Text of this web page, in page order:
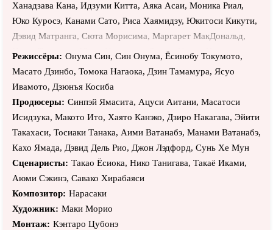
Ханадзава Кана, Идзуми Китта, Аяка Асаи, Моника Риал,
Юко Куросэ, Канами Сато, Риса Хаямидзу, Юкитоси Кикути,
Дэвид Матранга, Сюта Морисима, Маргарет МакДональд,
Кэнго Таканаси, Юити Накамура, Эмили Невез, Кана
Ханадзава, Ёсихиса Кавахара, Сюхэй Ивасэ, Джульет
Симмонс, Санаэ Наката, Кадзутака Исии, Леральдо
Анцальдуа, Хиронори Саито, Дзюн Фукусима, Акико Сэри,
Аи Нонака, Сидзука Исигами, Рюносукэ Обаяси, Шелли
Карлин-Блэк, Аки Канэда, Рё Ивасаки, Риэко Ода, Хьюстон
Хэйес, Мина Обата, Блейк Шепард, Харука Кудо, Саори
Онъиси, Клинт Бикхэм, Момока Икэбэ, Сиори Идзава,
Элизабет Банч, Синъя Такахаси, Риэ Кугимия, Дэвид Уолд,
Аяка Фукухара, Субару Кимура, Карли Мосье, Асука Ниси,
Кайл Джонс, Саки Оно, Момоэ Мацумура, Грег Эирс,
Томокадзу Сугита, Ацуми Танэдзаки, Косукэ Ториуми, Кодзи
Режиссёры: Онума Син, Син Онума, Ёсинобу Токумото,
Масато Дзинбо, Томока Нагаока, Дзин Тамамура, Ясуо
Ивамото, Дзюнъя Косиба
Продюсеры: Синпэй Ямасита, Ацуси Аитани, Масатоси
Исидзука, Макото Ито, Хаято Канэко, Дзиро Накагава, Эйити
Такахаси, Тосиаки Танака, Аими Ватанабэ, Манами Ватанабэ,
Кахо Ямада, Дэвид Дель Рио, Джон Лэдфорд, Сунь Хе Мун
Сценаристы: Такао Ёсиока, Нико Танигава, Такаё Иками,
Аюми Сэкинэ, Савако Хирабаяси
Композитор: Нарасаки
Художник: Маки Морио
Монтаж: Кэнтаро Цубонэ